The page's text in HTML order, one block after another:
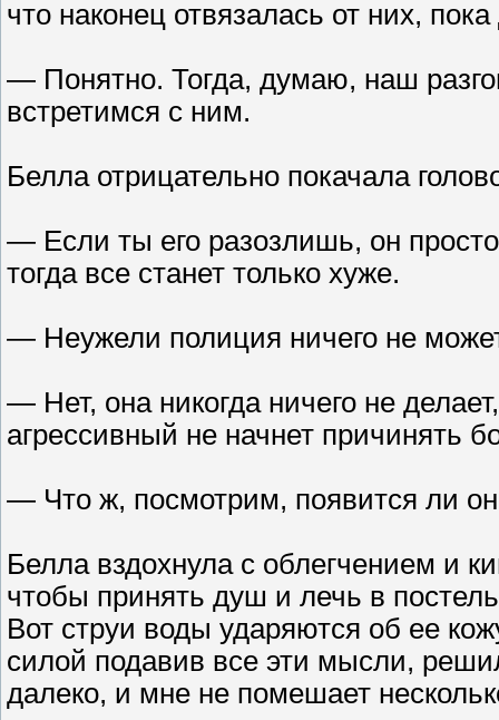
что наконец отвязалась от них,
— Понятно. Тогда, думаю, наш
встретимся с ним.
Белла отрицательно покачала
— Если ты его разозлишь, он
тогда все станет только хуже.
— Неужели полиция ничего не
— Нет, она никогда ничего не
агрессивный не начнет причинять
— Что ж, посмотрим, появится ли
Белла вздохнула с облегчением и
чтобы принять душ и лечь в
Вот струи воды ударяются об ее
силой подавив все эти мысли,
далеко, и мне не помешает